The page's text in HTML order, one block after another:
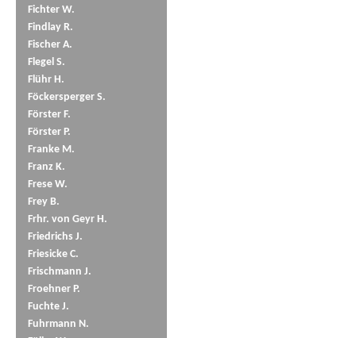
Fichter W.
Findlay R.
Fischer A.
Flegel S.
Flühr H.
Föckersperger S.
Förster F.
Förster P.
Franke M.
Franz K.
Frese W.
Frey B.
Frhr. von Geyr H.
Friedrichs J.
Friesicke C.
Frischmann J.
Froehner P.
Fuchte J.
Fuhrmann N.